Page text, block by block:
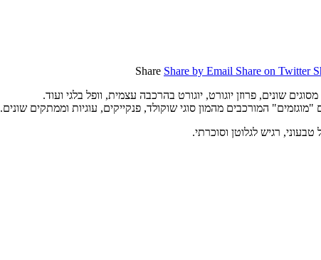
Share Share by Email Share on Twitter
שונים, פרוזן יוגורט, יוגורט בהרכבה עצמית, וופל בלגי ועוד.
המורכבים מהמון סוגי שוקולד, פנקייקים, עוגיות וממתקים שונים.
רגיש לגלוטן וסוכרתי.